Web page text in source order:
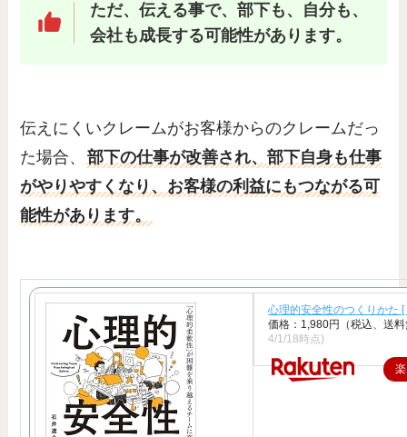
ただ、伝える事で、部下も、自分も、
会社も成長する可能性があります。
伝えにくいクレームがお客様からのクレームだっ
た場合、 部下の仕事が改善され、部下自身も仕事
がやりやすくなり、お客様の利益にもつながる可
能性があります。
心理的安全性のつくりかた [
価格：1,980円（税込、送
4/1/18時点)